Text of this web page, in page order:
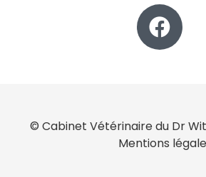
© Cabinet Vétérinaire du Dr
Mentions